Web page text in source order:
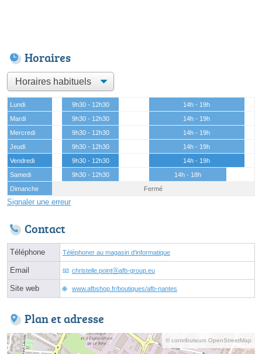
Horaires
Lundi 9h30 - 12h30
14h - 19h
Mardi
9h30 - 12h30
14h - 19h
Mercredi
9h30 - 12h30
14h - 19h
Jeudi
9h30 - 12h30
14h - 19h
Vendredi
9h30 - 12h30
14h - 19h
Samedi
9h30 - 12h30
14h - 18h
Dimanche
Fermé
Signaler une erreur
Contact
Téléphone Téléphoner au magasin d'informatique
Email christelle.pointⓐafb-group.eu
Site web www.afbshop.fr/boutiques/afb-nantes
Plan et adresse
© contributeurs OpenStreetMap